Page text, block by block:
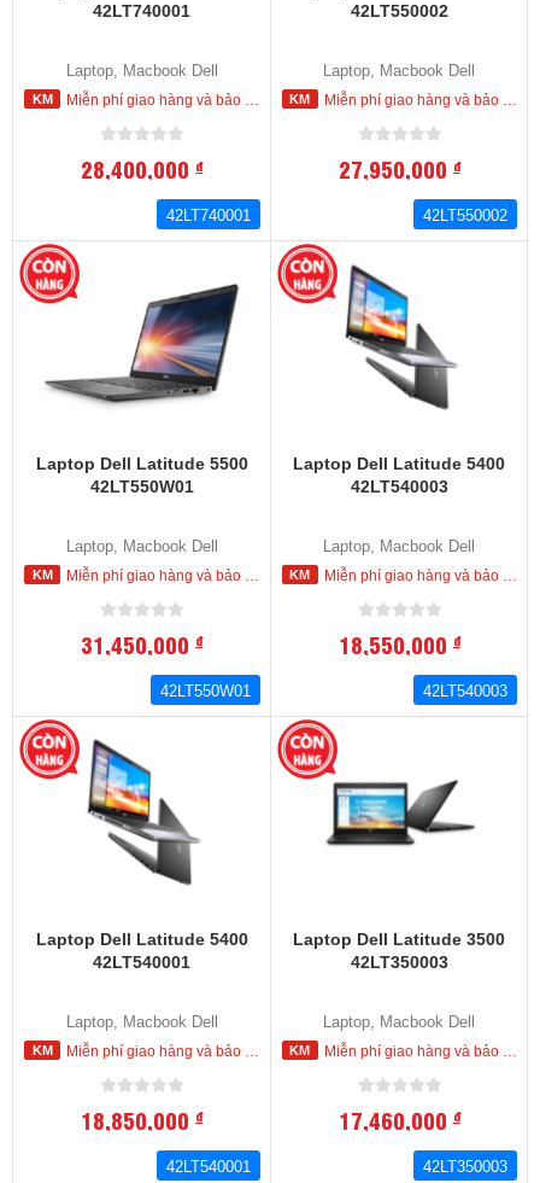
42LT740001
Laptop, Macbook Dell
Miễn phí giao hàng và bảo hành tận nơi trong nội thành HCM
28,400,000đ
42LT740001
42LT550002
Laptop, Macbook Dell
Miễn phí giao hàng và bảo hành tận nơi trong nội thành HCM
27,950,000đ
42LT550002
Laptop Dell Latitude 5500
42LT550W01
Laptop, Macbook Dell
Miễn phí giao hàng và bảo hành tận nơi trong nội thành HCM
31,450,000đ
42LT550W01
Laptop Dell Latitude 5400
42LT540003
Laptop, Macbook Dell
Miễn phí giao hàng và bảo hành tận nơi trong nội thành HCM
18,550,000đ
42LT540003
Laptop Dell Latitude 5400
42LT540001
Laptop, Macbook Dell
Miễn phí giao hàng và bảo hành tận nơi trong nội thành HCM
18,850,000đ
42LT540001
Laptop Dell Latitude 3500
42LT350003
Laptop, Macbook Dell
Miễn phí giao hàng và bảo hành tận nơi trong nội thành HCM
17,460,000đ
42LT350003